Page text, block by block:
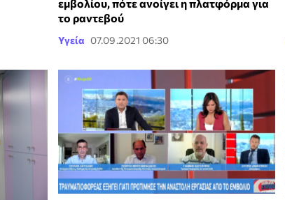
εμβολίου, πότε ανοίγει η πλατφόρμα για
το ραντεβού
Υγεία 07.09.2021 06:30